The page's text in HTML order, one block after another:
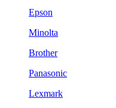
Epson
Minolta
Brother
Panasonic
Lexmark